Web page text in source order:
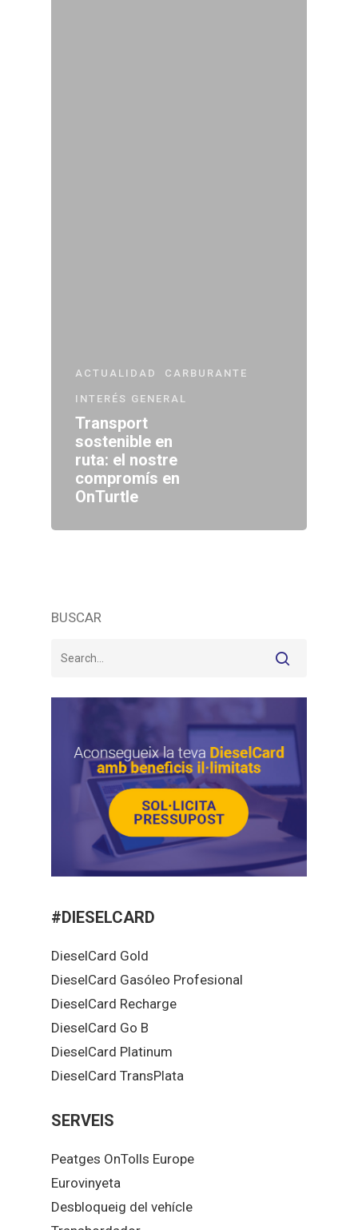
ACTUALIDAD CARBURANTE
INTERÉS GENERAL
Transport
sostenible en
ruta: el nostre
compromís en
OnTurtle
BUSCAR
#DIESELCARD
DieselCard Gold
DieselCard Gasóleo Profesional
DieselCard Recharge
DieselCard Go B
DieselCard Platinum
DieselCard TransPlata
SERVEIS
Peatges OnTolls Europe
Eurovinyeta
Desbloqueig del vehícle